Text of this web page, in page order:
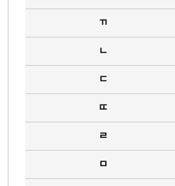
ㄲ
ㄴ
ㄷ
ㄸ
ㄹ
ㅁ